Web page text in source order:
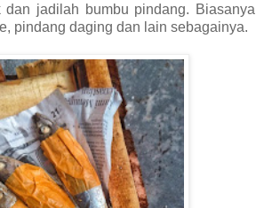
dan jadilah bumbu pindang. Biasanya
pindang daging dan lain sebagainya.